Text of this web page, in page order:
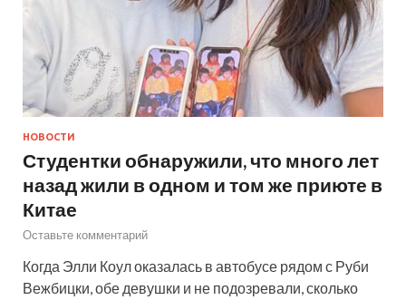
НОВОСТИ
Студентки обнаружили, что много лет
назад жили в одном и том же приюте в
Китае
Оставьте комментарий
Когда Элли Коул оказалась в автобусе рядом с Руби
Вежбицки, обе девушки и не подозревали, сколько